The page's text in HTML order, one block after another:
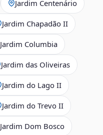
Jardim Centenário
Jardim Chapadão II
Jardim Columbia
Jardim das Oliveiras
Jardim do Lago II
Jardim do Trevo II
Jardim Dom Bosco